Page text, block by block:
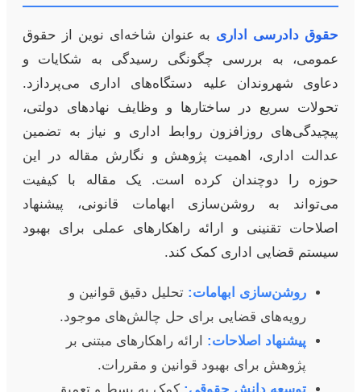
حقوق دادرسی اداری به عنوان شاخه‌ای نوین از حقوق
عمومی، به بررسی چگونگی رسیدگی به شکایات و
دعاوی شهروندان علیه دستگاه‌های اداری می‌پردازد.
تحولات سریع در ساختارها و وظایف نهادهای دولتی،
پیچیدگی‌های روزافزون روابط اداری و نیاز به تضمین
عدالت اداری، اهمیت پژوهش و نگارش مقاله در این
حوزه را دوچندان کرده است. یک مقاله با کیفیت
می‌تواند به روشن‌سازی ابهامات قانونی، پیشنهاد
اصلاحات تقنینی و ارائه راهکارهای عملی برای بهبود
سیستم قضایی اداری کمک کند.
روشن‌سازی ابهامات: تحلیل دقیق قوانین و
رویه‌های قضایی برای حل چالش‌های موجود.
پیشنهاد اصلاحات: ارائه راهکارهای مبتنی بر
پژوهش برای بهبود قوانین و مقررات.